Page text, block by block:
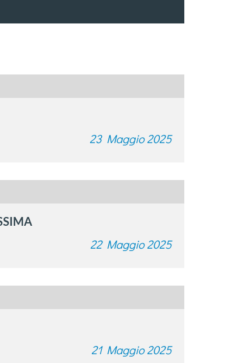
23 Maggio 2025
22 Maggio 2025
21 Maggio 2025